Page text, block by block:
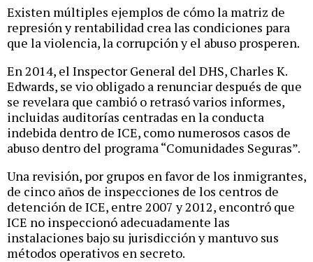
Existen múltiples ejemplos de cómo la matriz de
represión y rentabilidad crea las condiciones para
que la violencia, la corrupción y el abuso prosperen.
En 2014, el Inspector General del DHS, Charles K.
Edwards, se vio obligado a renunciar después de que
se revelara que cambió o retrasó varios informes,
incluidas auditorías centradas en la conducta
indebida dentro de ICE, como numerosos casos de
abuso dentro del programa “Comunidades Seguras”.
Una revisión, por grupos en favor de los inmigrantes,
de cinco años de inspecciones de los centros de
detención de ICE, entre 2007 y 2012, encontró que
ICE no inspeccionó adecuadamente las
instalaciones bajo su jurisdicción y mantuvo sus
métodos operativos en secreto.